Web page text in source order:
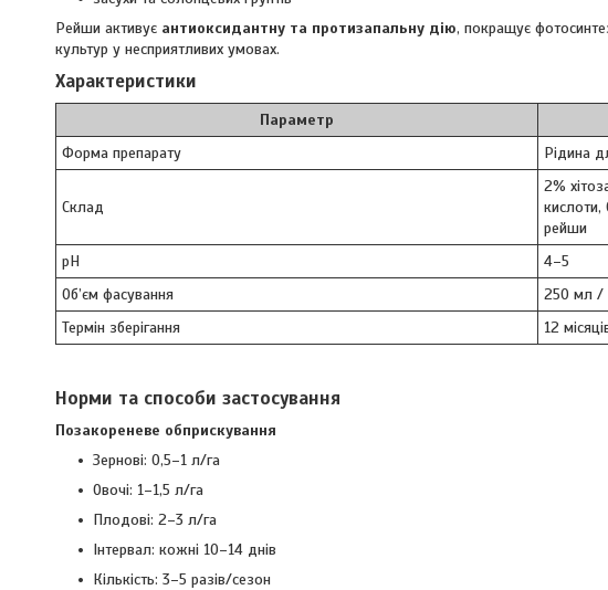
Рейши активує антиоксидантну та протизапальну дію, покращує
культур у несприятливих умовах.
Характеристики
Параметр
Форма препарату
Рідина
Склад
2%
кислоти,
рейши
pH
4–5
Об’єм фасування
250 мл /
Термін зберігання
12
Норми та способи застосування
Позакореневе обприскування
Зернові: 0,5–1 л/га
Овочі: 1–1,5 л/га
Плодові: 2–3 л/га
Інтервал: кожні 10–14 днів
Кількість: 3–5 разів/сезон